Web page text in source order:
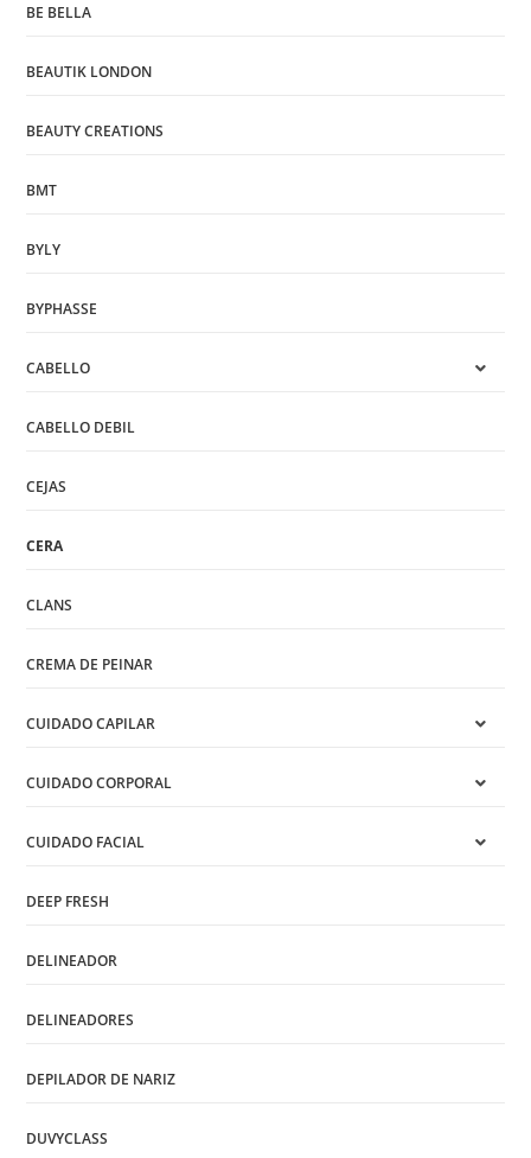
BE BELLA
BEAUTIK LONDON
BEAUTY CREATIONS
BMT
BYLY
BYPHASSE
CABELLO
CABELLO DEBIL
CEJAS
CERA
CLANS
CREMA DE PEINAR
CUIDADO CAPILAR
CUIDADO CORPORAL
CUIDADO FACIAL
DEEP FRESH
DELINEADOR
DELINEADORES
DEPILADOR DE NARIZ
DUVYCLASS